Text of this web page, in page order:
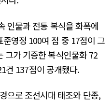
인물과 전통 복식을 화폭에
영정 100여 점 중 17점이 그
그가 기증한 복식인물화 72
건 137점이 공개됐다.
으로 조선시대 태조와 단종,